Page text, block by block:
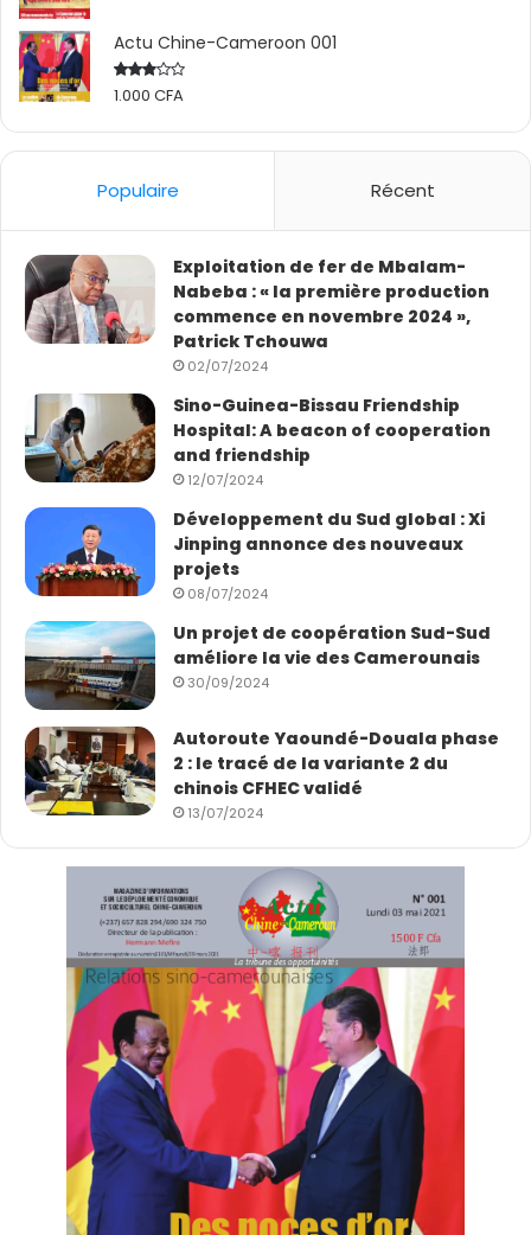
pour la réalisation des projets structurants dans le
domaine du transport de l’énergie en Guinée. Une
promesse dont la réalisation pourra contribuer
significativement au renforcement de la coopération
sino-guinéenne.
Pascal Modo
Actu Chine-Cameroon 001
Rated
1.000 CFA
Populaire Récent
Exploitation de fer de Mbalam-
Nabeba : « la première production
commence en novembre 2024 »,
Patrick Tchouwa
02/07/2024
Sino-Guinea-Bissau Friendship
Hospital: A beacon of cooperation
and friendship
12/07/2024
Développement du Sud global : Xi
Jinping annonce des nouveaux
projets
08/07/2024
Un projet de coopération Sud-Sud
améliore la vie des Camerounais
30/09/2024
Autoroute Yaoundé-Douala phase
2 : le tracé de la variante 2 du
chinois CFHEC validé
13/07/2024